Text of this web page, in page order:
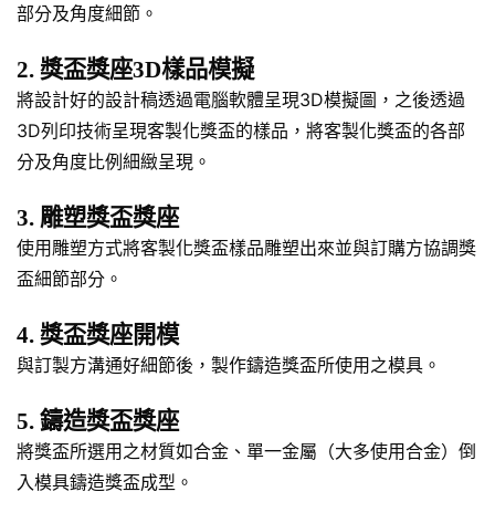
部分及角度細節。
2. 獎盃獎座3D樣品模擬
將設計好的設計稿透過電腦軟體呈現3D模擬圖，之後透過
3D列印技術呈現客製化獎盃的樣品，將客製化獎盃的各部
分及角度比例細緻呈現。
3. 雕塑獎盃獎座
使用雕塑方式將客製化獎盃樣品雕塑出來並與訂購方協調獎
盃細節部分。
4. 獎盃獎座開模
與訂製方溝通好細節後，製作鑄造獎盃所使用之模具。
5. 鑄造獎盃獎座
將獎盃所選用之材質如合金、單一金屬（大多使用合金）倒
入模具鑄造獎盃成型。